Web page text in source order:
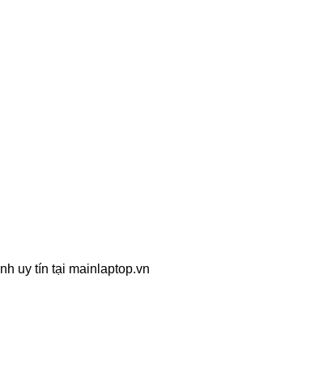
uy tín tại mainlaptop.vn